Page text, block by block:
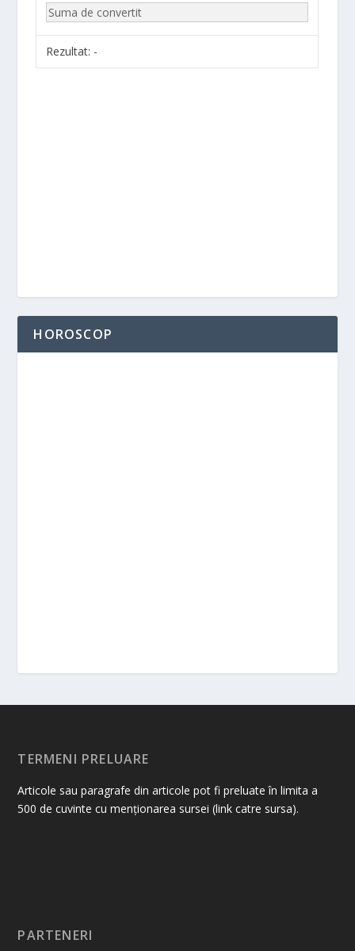
Rezultat: -
HOROSCOP
TERMENI PRELUARE
Articole sau paragrafe din articole pot fi preluate în limita a
500 de cuvinte cu menționarea sursei (link catre sursa).
PARTENERI